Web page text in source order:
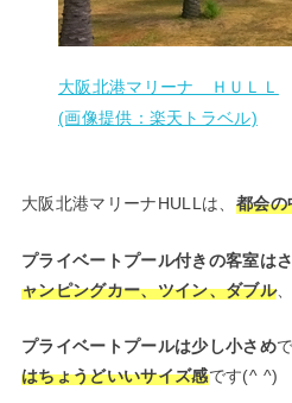
大阪北港マリーナ ＨＵＬＬ
(画像提供：楽天トラベル)
大阪北港マリーナHULLは、 都会の
プライベートプール付きの客室は
ャンピングカー、ツイン、ダブル
プライベートプールは少し小さめ
はちょうどいいサイズ感です(^ ^)